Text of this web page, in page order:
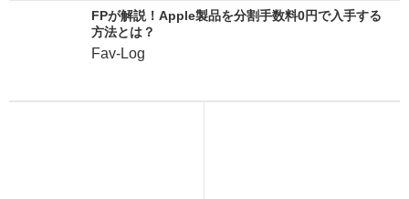
FPが解説！Apple製品を分割手数料0円で入手する
方法とは？
Fav-Log